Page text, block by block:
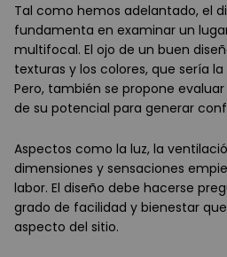
Tal como hemos adelantado, el
fundamenta en examinar un
multifocal. El ojo de un buen
texturas y los colores, que sería
Pero, también se propone
de su potencial para generar
Aspectos como la luz, la
dimensiones y sensaciones
labor. El diseño debe hacerse
grado de facilidad y bienestar
aspecto del sitio.